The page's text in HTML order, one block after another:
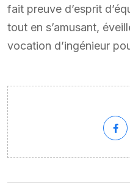
fait preuve d’esprit
tout en s’amusant,
vocation d’ingénieur